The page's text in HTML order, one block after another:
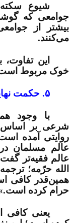
شیوع
جوامعی که
بیشتر از
می‌کنند.
این
خوک مربوط
۵. حکمت نهایی شریعت
با وجود
شرعی بر اساس
روایتی آمده
عالم مسلمان
عالم فقیه‌تر
الله حرّمه؛
همین‌قدر کافی
حرام کرده
یعنی کافی